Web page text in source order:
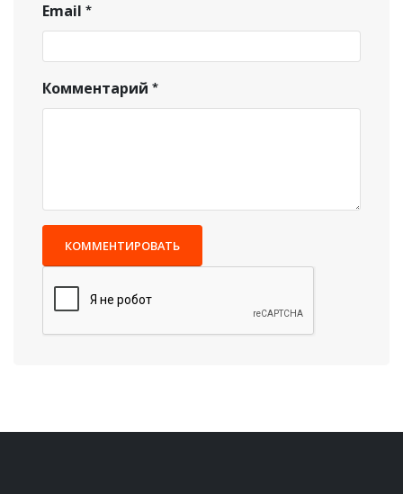
Email
Комментарий
КОММЕНТИРОВАТЬ